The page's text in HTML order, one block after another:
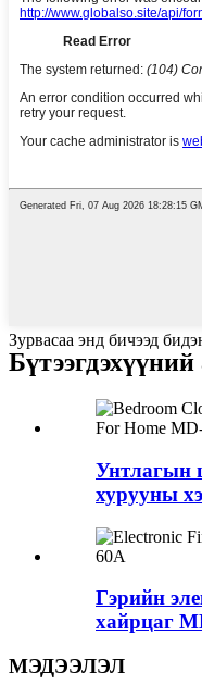
Зурвасаа энд бичээд
Унтлагын
хурууны
Гэрийн
хайрцаг
МЭДЭЭЛЭЛ